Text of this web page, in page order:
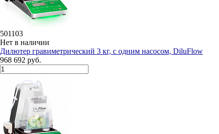
501103
Нет в наличии
Дилютeр гравиметрический 3 кг, с одним насосом, DiluFlow
968 692 руб.